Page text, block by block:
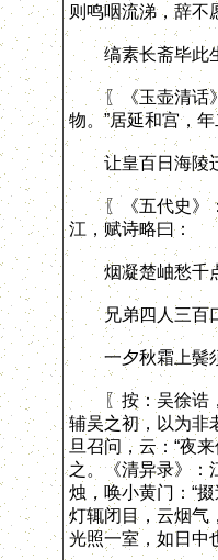
则鸣咽流涕，辞不
缟素长斋毕此生
〖《玉壶清话》
物。”居延和宫，
让皇百日海陵迁
〖《五代史》：
江，赋诗略曰：
烟凝楚岫愁千点
兄弟四人三百口
一夕秋霜上鬓须
〖按：吴徐诰，
辅吴之初，以为非
旦召问，云：“夜
之。《清异录》：
烛，唤小黄门：“
灯辄闭目，云烟气
光照一室，如日中